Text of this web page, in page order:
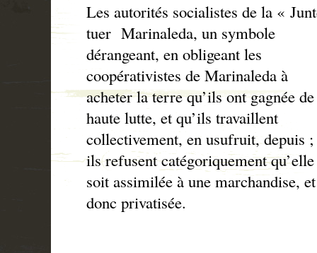
Les autorités socialistes de la «
tuer Marinaleda, un symbole
dérangeant, en obligeant les
coopérativistes de Marinaleda à
acheter la terre qu’ils ont gagnée de
haute lutte, et qu’ils travaillent
collectivement, en usufruit, depuis ;
ils refusent catégoriquement qu’elle
soit assimilée à une marchandise, et
donc privatisée.